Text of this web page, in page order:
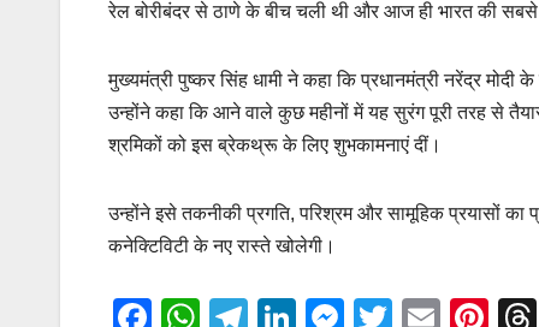
रेल बोरीबंदर से ठाणे के बीच चली थी और आज ही भारत की
मुख्यमंत्री पुष्कर सिंह धामी ने कहा कि प्रधानमंत्री नरेंद्र
उन्होंने कहा कि आने वाले कुछ महीनों में यह सुरंग पूरी तरह से
श्रमिकों को इस ब्रेकथ्रू के लिए शुभकामनाएं दीं।
उन्होंने इसे तकनीकी प्रगति, परिश्रम और सामूहिक प्रयासों
कनेक्टिविटी के नए रास्ते खोलेगी।
F
W
T
Li
M
T
E
Pi